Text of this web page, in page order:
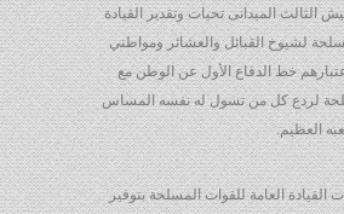
الثالث الميدانى تحيات وتقدير القيادة
لشيوخ القبائل والعشائر ومواطني
خط الدفاع الأول عن الوطن مع
لردع كل من تسول له نفسه المساس
العظيم.
القيادة العامة للقوات المسلحة بتوفير